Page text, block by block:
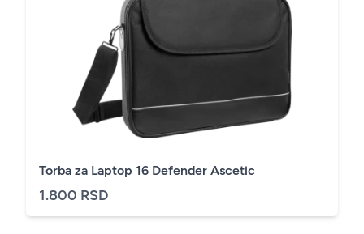
Torba za Laptop 16 Defender Ascetic
1.800 RSD